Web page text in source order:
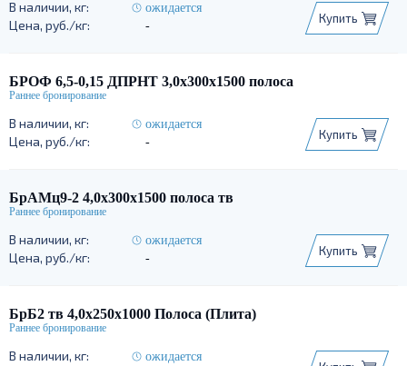
ожидается
-
Купить
БРОФ 6,5-0,15 ДПРНТ 3,0х300х1500 полоса
ожидается
-
Купить
БрАМц9-2 4,0х300х1500 полоса тв
ожидается
-
Купить
БрБ2 тв 4,0х250х1000 Полоса (Плита)
ожидается